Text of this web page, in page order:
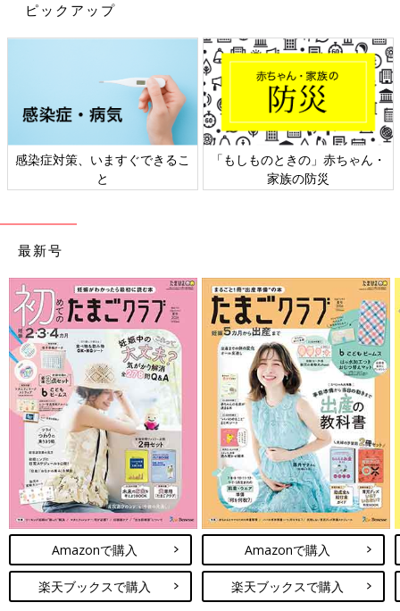
ピックアップ
ますぐできるこ
「もしものときの」赤ちゃん・
日本外来小
最新号
Amazonで購入
楽天ブックスで購入
Amazonで購入
楽天ブックスで購入